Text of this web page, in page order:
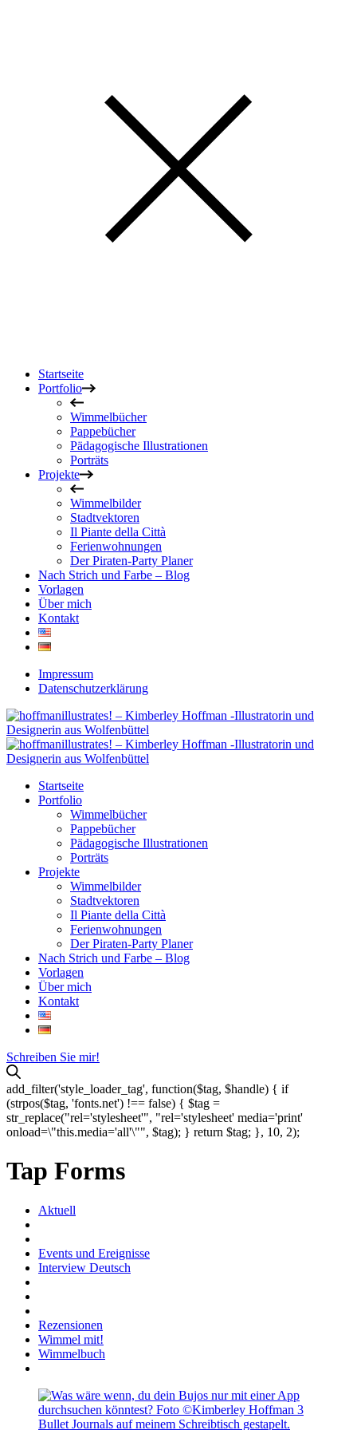
Startseite
Portfolio
Wimmelbücher
Pappebücher
Pädagogische Illustrationen
Porträts
Projekte
Wimmelbilder
Stadtvektoren
Il Piante della Città
Ferienwohnungen
Der Piraten-Party Planer
Nach Strich und Farbe – Blog
Vorlagen
Über mich
Kontakt
Impressum
Datenschutzerklärung
Startseite
Portfolio
Wimmelbücher
Pappebücher
Pädagogische Illustrationen
Porträts
Projekte
Wimmelbilder
Stadtvektoren
Il Piante della Città
Ferienwohnungen
Der Piraten-Party Planer
Nach Strich und Farbe – Blog
Vorlagen
Über mich
Kontakt
Schreiben Sie mir!
add_filter('style_loader_tag', function($tag, $handle) { if
(strpos($tag, 'fonts.net') !== false) { $tag =
str_replace("rel='stylesheet'", "rel='stylesheet' media='print'
onload=\"this.media='all'\"", $tag); } return $tag; }, 10, 2);
Tap Forms
Aktuell
Events und Ereignisse
Interview Deutsch
Rezensionen
Wimmel mit!
Wimmelbuch